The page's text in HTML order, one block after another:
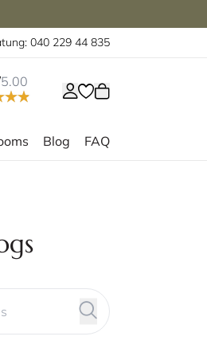
040 229 44 835
5.00
Blog FAQ